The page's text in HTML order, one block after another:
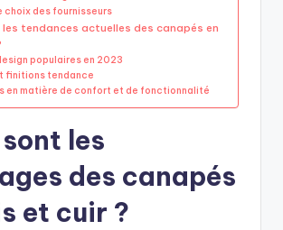
choix des fournisseurs
tendances actuelles des canapés en
populaires en 2023
finitions tendance
en matière de confort et de fonctionnalité
les
des canapés
et cuir ?